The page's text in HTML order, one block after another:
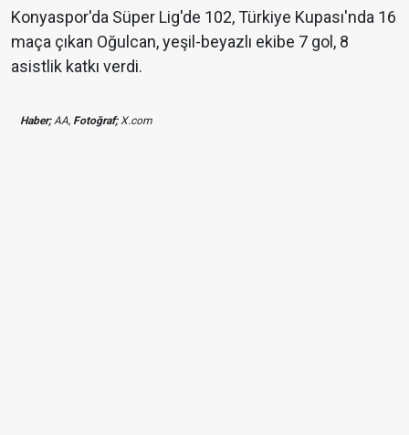
Konyaspor'da Süper Lig'de 102, Türkiye Kupası'nda 16
maça çıkan Oğulcan, yeşil-beyazlı ekibe 7 gol, 8
asistlik katkı verdi.
Haber;AA, Fotoğraf;X.com